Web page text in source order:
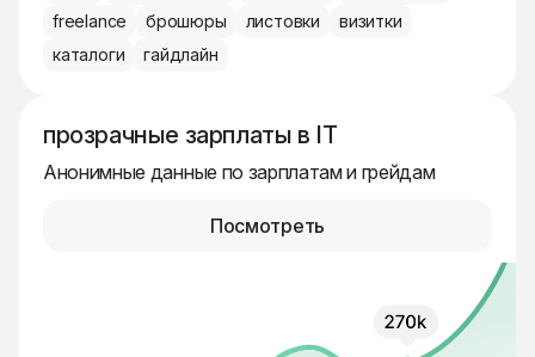
freelance
брошюры листовки
визитки
каталоги
гайдлайн
прозрачные зарплаты в IT
Анонимные данные по зарплатам и грейдам
Посмотреть